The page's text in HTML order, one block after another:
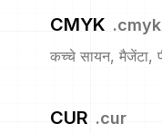
CMYK .cmyk
कच्चे सायन, मैजेंटा,
CUR .cur